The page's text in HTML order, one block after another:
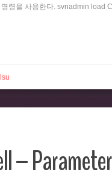
령을 사용한다. svnadmin load
–